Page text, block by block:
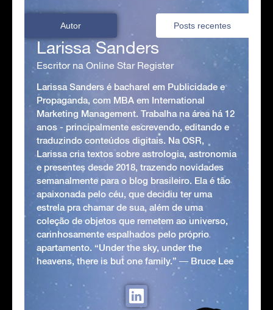
Autor Posts recentes
Larissa Sanders
Escritor na Online Star Register
Larissa Sanders é bacharel em Publicidade e
Propaganda, com MBA em International
Marketing Management. Trabalha na área há 12
anos - principalmente escrevendo, editando e
traduzindo conteúdos digitais. Na OSR,
Larissa cria textos sobre astrologia, astronomia
e presentes desde 2018, trazendo novidades
semanalmente para o blog brasileiro. Ela é tão
apaixonada pelo céu, que decidiu ter uma
estrela pra chamar de sua, além de uma
coleção de objetos que remetem ao universo,
carinhosamente espalhados pelo próprio
apartamento. “Under the sky, under the
heavens, there is but one family.” ― Bruce Lee